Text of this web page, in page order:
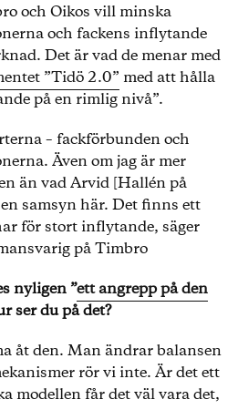
och Oikos vill minska
och fackens inflytande
Det är vad de menar med
”Tidö 2.0” med att hålla
på en rimlig nivå”.
– fackförbunden och
Även om jag är mer
än vad Arvid [Hallén på
samsyn här. Det finns ett
för stort inflytande, säger
på Timbro
nyligen ”ett angrepp på den
ser du på det?
åt den. Man ändrar balansen
rör vi inte. Är det ett
modellen får det väl vara det,